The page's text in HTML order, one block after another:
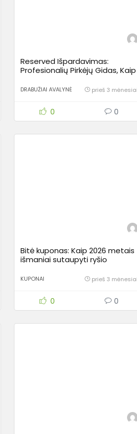
Reserved Išpardavimas:
Profesionalių Pirkėjų Gidas, Kaip
Turto
DRABUŽIAI AVALYNĖ prieš 3 mėnesiai
0 0
Bitė kuponas: Kaip 2026 metais
išmaniai sutaupyti ryšio
KUPONAI prieš 3 mėnesiai
0 0